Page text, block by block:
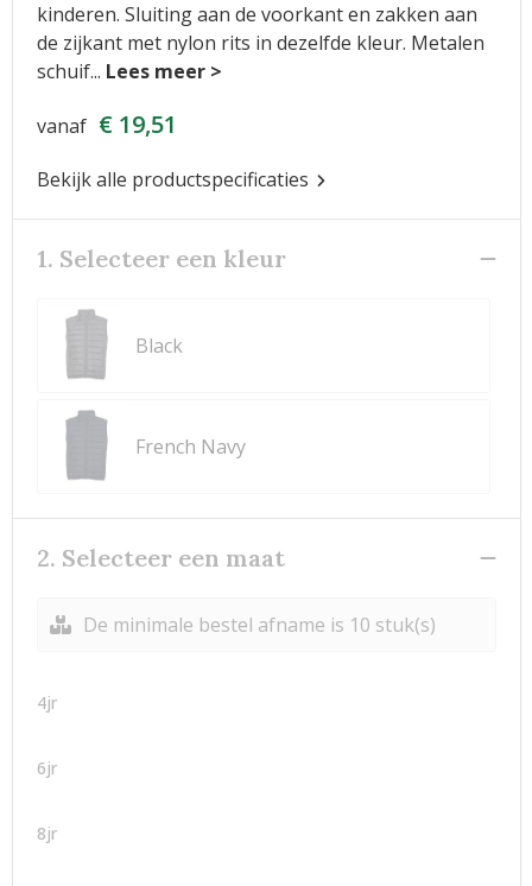
kinderen. Sluiting aan de voorkant en zakken aan
de zijkant met nylon rits in dezelfde kleur. Metalen
schuif...
vanaf € 19,51
Bekijk alle productspecificaties
1. Selecteer een kleur
Black
French Navy
2. Selecteer een maat
De minimale bestel afname is 10 stuk(s)
4jr
6jr
8jr